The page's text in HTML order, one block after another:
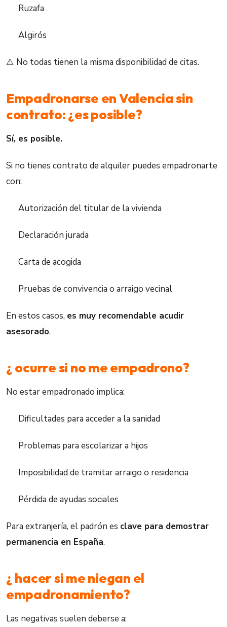
Ruzafa
Algirós
⚠️ No todas tienen la misma disponibilidad de citas.
Empadronarse en Valencia sin
contrato: ¿es posible?
Sí, es posible.
Si no tienes contrato de alquiler puedes empadronarte
con:
Autorización del titular de la vivienda
Declaración jurada
Carta de acogida
Pruebas de convivencia o arraigo vecinal
En estos casos, es muy recomendable acudir
asesorado.
¿ ocurre si no me empadrono?
No estar empadronado implica:
Dificultades para acceder a la sanidad
Problemas para escolarizar a hijos
Imposibilidad de tramitar arraigo o residencia
Pérdida de ayudas sociales
Para extranjería, el padrón es clave para demostrar
permanencia en España.
¿ hacer si me niegan el
empadronamiento?
Las negativas suelen deberse a: